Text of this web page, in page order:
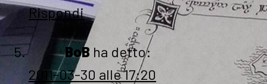
Rispondi
BoB ha detto:
2011-03-30 alle 17:20